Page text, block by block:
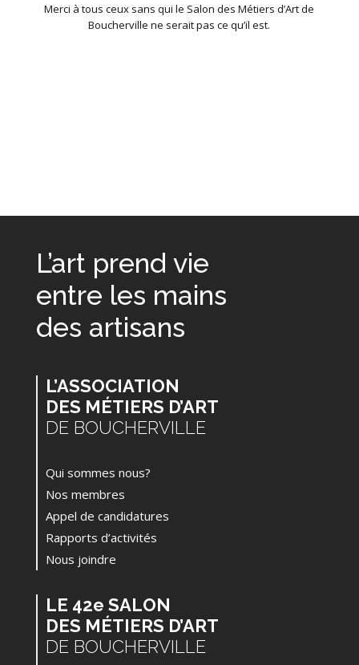
Merci à tous ceux sans qui le Salon des Métiers d’Art de
Boucherville ne serait pas ce qu’il est.
L’art prend vie
entre les mains
des artisans
L’ASSOCIATION
DES MÉTIERS D’ART
DE BOUCHERVILLE
Qui sommes nous?
Nos membres
Appel de candidatures
Rapports d’activités
Nous joindre
LE 42e SALON
DES MÉTIERS D’ART
DE BOUCHERVILLE